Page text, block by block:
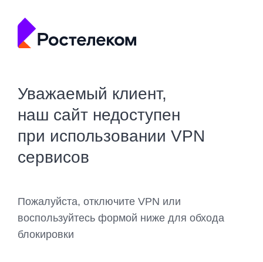
Уважаемый клиент,
наш сайт недоступен
при использовании VPN
сервисов
Пожалуйста, отключите VPN или
воспользуйтесь формой ниже для обхода
блокировки